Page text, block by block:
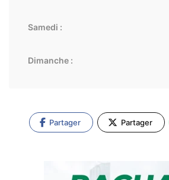
Samedi :
Dimanche :
Partager Partager